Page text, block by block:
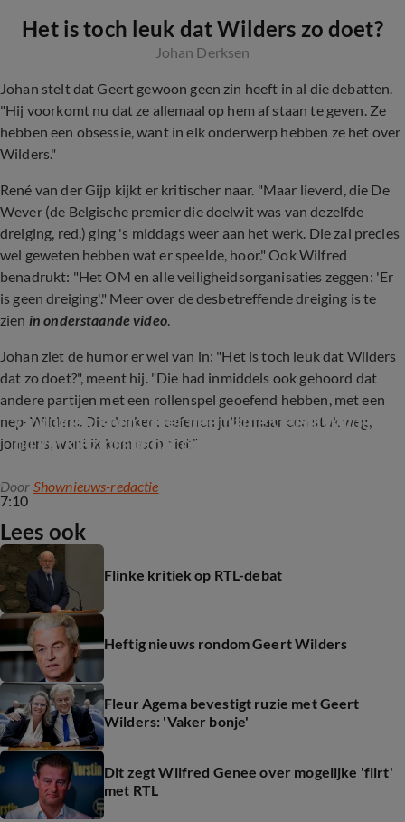
Het is toch leuk dat Wilders zo doet?
Johan Derksen
Johan stelt dat Geert gewoon geen zin heeft in al die debatten.
"Hij voorkomt nu dat ze allemaal op hem af staan te geven. Ze
hebben een obsessie, want in elk onderwerp hebben ze het over
Wilders."
René van der Gijp kijkt er kritischer naar. "Maar lieverd, die De
Wever (de Belgische premier die doelwit was van dezelfde
dreiging, red.) ging 's middags weer aan het werk. Die zal precies
wel geweten hebben wat er speelde, hoor." Ook Wilfred
benadrukt: "Het OM en alle veiligheidsorganisaties zeggen: 'Er
is geen dreiging'." Meer over de desbetreffende dreiging is te
zien in onderstaande video.
Johan ziet de humor er wel van in: "Het is toch leuk dat Wilders
dat zo doet?", meent hij. "Die had inmiddels ook gehoord dat
andere partijen met een rollenspel geoefend hebben, met een
nep-Wilders. Die denken: oefenen jullie maar een stuk weg,
jongens, want ik kom toch niet."
7:10
Onduidelijkheid over deelname Geert Wilders
bij verkiezingsdebat op Radio 1
Door Shownieuws-redactie
Lees ook
Flinke kritiek op RTL-debat
Heftig nieuws rondom Geert Wilders
Fleur Agema bevestigt ruzie met Geert
Wilders: 'Vaker bonje'
Dit zegt Wilfred Genee over mogelijke 'flirt'
met RTL